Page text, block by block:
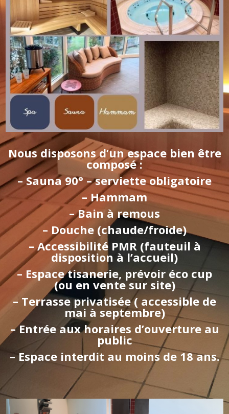
Nous disposons d’un espace bien être
composé :
– Sauna 90° – serviette obligatoire
– Hammam
– Bain à remous
– Douche (chaude/froide)
– Accessibilité PMR (fauteuil à
disposition à l’accueil)
– Espace tisanerie, prévoir éco cup
(ou en vente sur site)
– Terrasse privatisée ( accessible de
mai à septembre)
– Entrée aux horaires d’ouverture au
public
– Espace interdit au moins de 18 ans.